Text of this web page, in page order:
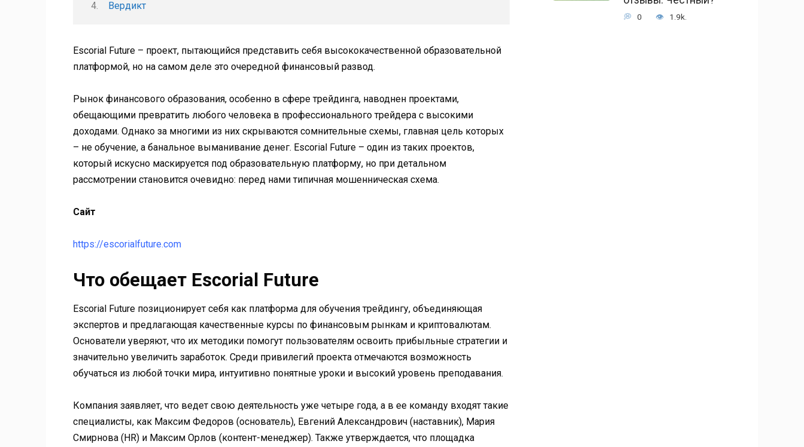
Вердикт
Escorial Future – проект, пытающийся представить себя высококачественной образовательной
платформой, но на самом деле это очередной финансовый развод.
Рынок финансового образования, особенно в сфере трейдинга, наводнен проектами,
обещающими превратить любого человека в профессионального трейдера с высокими
доходами. Однако за многими из них скрываются сомнительные схемы, главная цель которых
– не обучение, а банальное выманивание денег. Escorial Future – один из таких проектов,
который искусно маскируется под образовательную платформу, но при детальном
рассмотрении становится очевидно: перед нами типичная мошенническая схема.
Сайт
https://escorialfuture.com
Что обещает Escorial Future
Escorial Future позиционирует себя как платформа для обучения трейдингу, объединяющая
экспертов и предлагающая качественные курсы по финансовым рынкам и криптовалютам.
Основатели уверяют, что их методики помогут пользователям освоить прибыльные стратегии и
значительно увеличить заработок. Среди привилегий проекта отмечаются возможность
обучаться из любой точки мира, интуитивно понятные уроки и высокий уровень преподавания.
Компания заявляет, что ведет свою деятельность уже четыре года, а в ее команду входят такие
специалисты, как Максим Федоров (основатель), Евгений Александрович (наставник), Мария
Смирнова (HR) и Максим Орлов (контент-менеджер). Также утверждается, что площадка
0 1.9k.